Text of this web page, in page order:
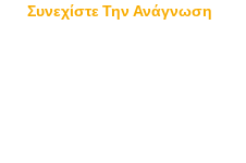
Συνεχίστε Την Ανάγνωση